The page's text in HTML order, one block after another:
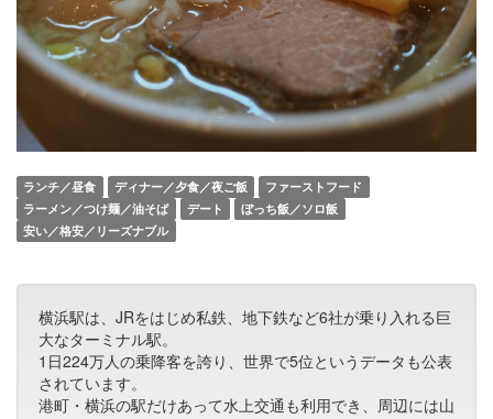
ランチ／昼食 ディナー／夕食／夜ご飯
ファーストフード
ラーメン／つけ麺／油そば
デート
ぼっち飯／ソロ飯
安い／格安／リーズナブル
横浜駅は、JRをはじめ私鉄、地下鉄など6社が乗り入れる巨
大なターミナル駅。
1日224万人の乗降客を誇り、世界で5位というデータも公表
されています。
港町・横浜の駅だけあって水上交通も利用でき、周辺には山